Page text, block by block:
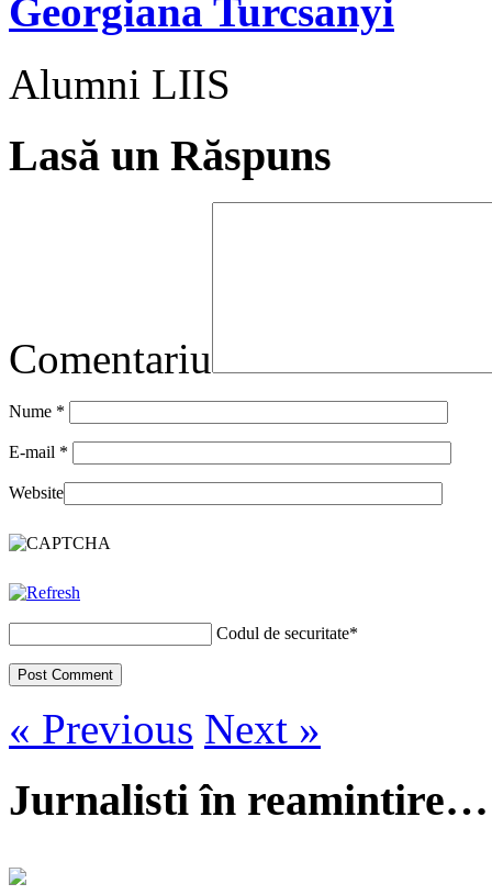
Georgiana Turcsanyi
Alumni LIIS
Lasă un Răspuns
Comentariu
Nume *
E-mail *
Website
Codul de securitate*
« Previous Next »
Jurnalisti în reamintire…